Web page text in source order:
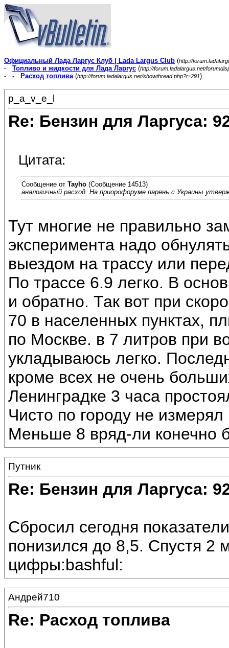
Официальный Лада Ларгус Клуб | Lada Largus Club (http://
- Топливо и жидкости для Лада Ларгус (http://forum.ladalargus.net/
- - Расход топлива(http://forum.ladalargus.net/showthread.php?t=291)
p_a_v_e_l
Re: Бензин для Ларгуса:
Цитата:
Сообщение от Tayho (Сообщение 14513)
аналогичный расход. На приорофоруме парень с Украины
Тут многие не правильно
эксперимента надо
выездом на трассу или
По трассе 6.9 легко. В
и обратно. Так вот при
70 в населенных пунктах,
по Москве. в 7 литров при
укладываюсь легко.
кроме всех не очень
Ленинградке 3 часа
Чисто по городу не
Меньше 8 вряд-ли конечно
Путник
Re: Бензин для Ларгуса:
Сбросил сегодня
понизился до 8,5. Спустя 2
цифры:bashful:
Андрей710
Re: Расход топлива